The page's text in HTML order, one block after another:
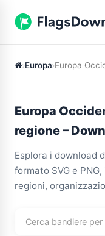
Europa Europa
Europa
regione –
Esplora i download
formato SVG e
regioni,